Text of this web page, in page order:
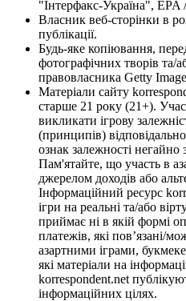
"Інтерфакс-Україна", EPA
Власник веб-сторінки в
публікації.
Будь-яке копіювання,
фотографічних творів та/
правовласника Getty
Матеріали сайту
старше 21 року (21+).
викликати ігрову
(принципів)
ознак залежності негайно
Пам'ятайте, що участь в
джерелом доходів або
Інформаційний ресурс
ігри на реальні та/або
приймає ні в якій формі
платежів, які пов’язані/
азартними іграми,
які матеріали на
korrespondent.net
інформаційних цілях.